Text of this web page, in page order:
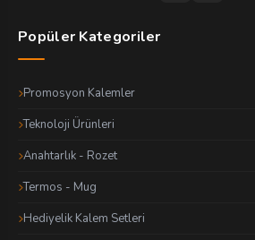
Popüler Kategoriler
Promosyon Kalemler
Teknoloji Ürünleri
Anahtarlık - Rozet
Termos - Mug
Hediyelik Kalem Setleri